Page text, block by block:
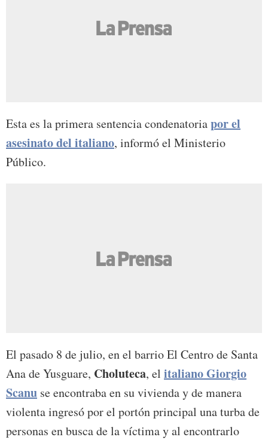
Esta es la primera sentencia condenatoriapor el
asesinato del italiano, informó el Ministerio
Público.
El pasado 8 de julio, en el barrio El Centro de Santa
Ana de Yusguare, Choluteca, el italiano Giorgio
Scanu se encontraba en su vivienda y de manera
violenta ingresó por el portón principal una turba de
personas en busca de la víctima y al encontrarlo